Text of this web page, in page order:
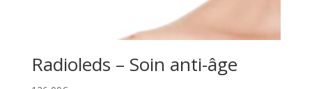
Radioleds – Soin anti-âge